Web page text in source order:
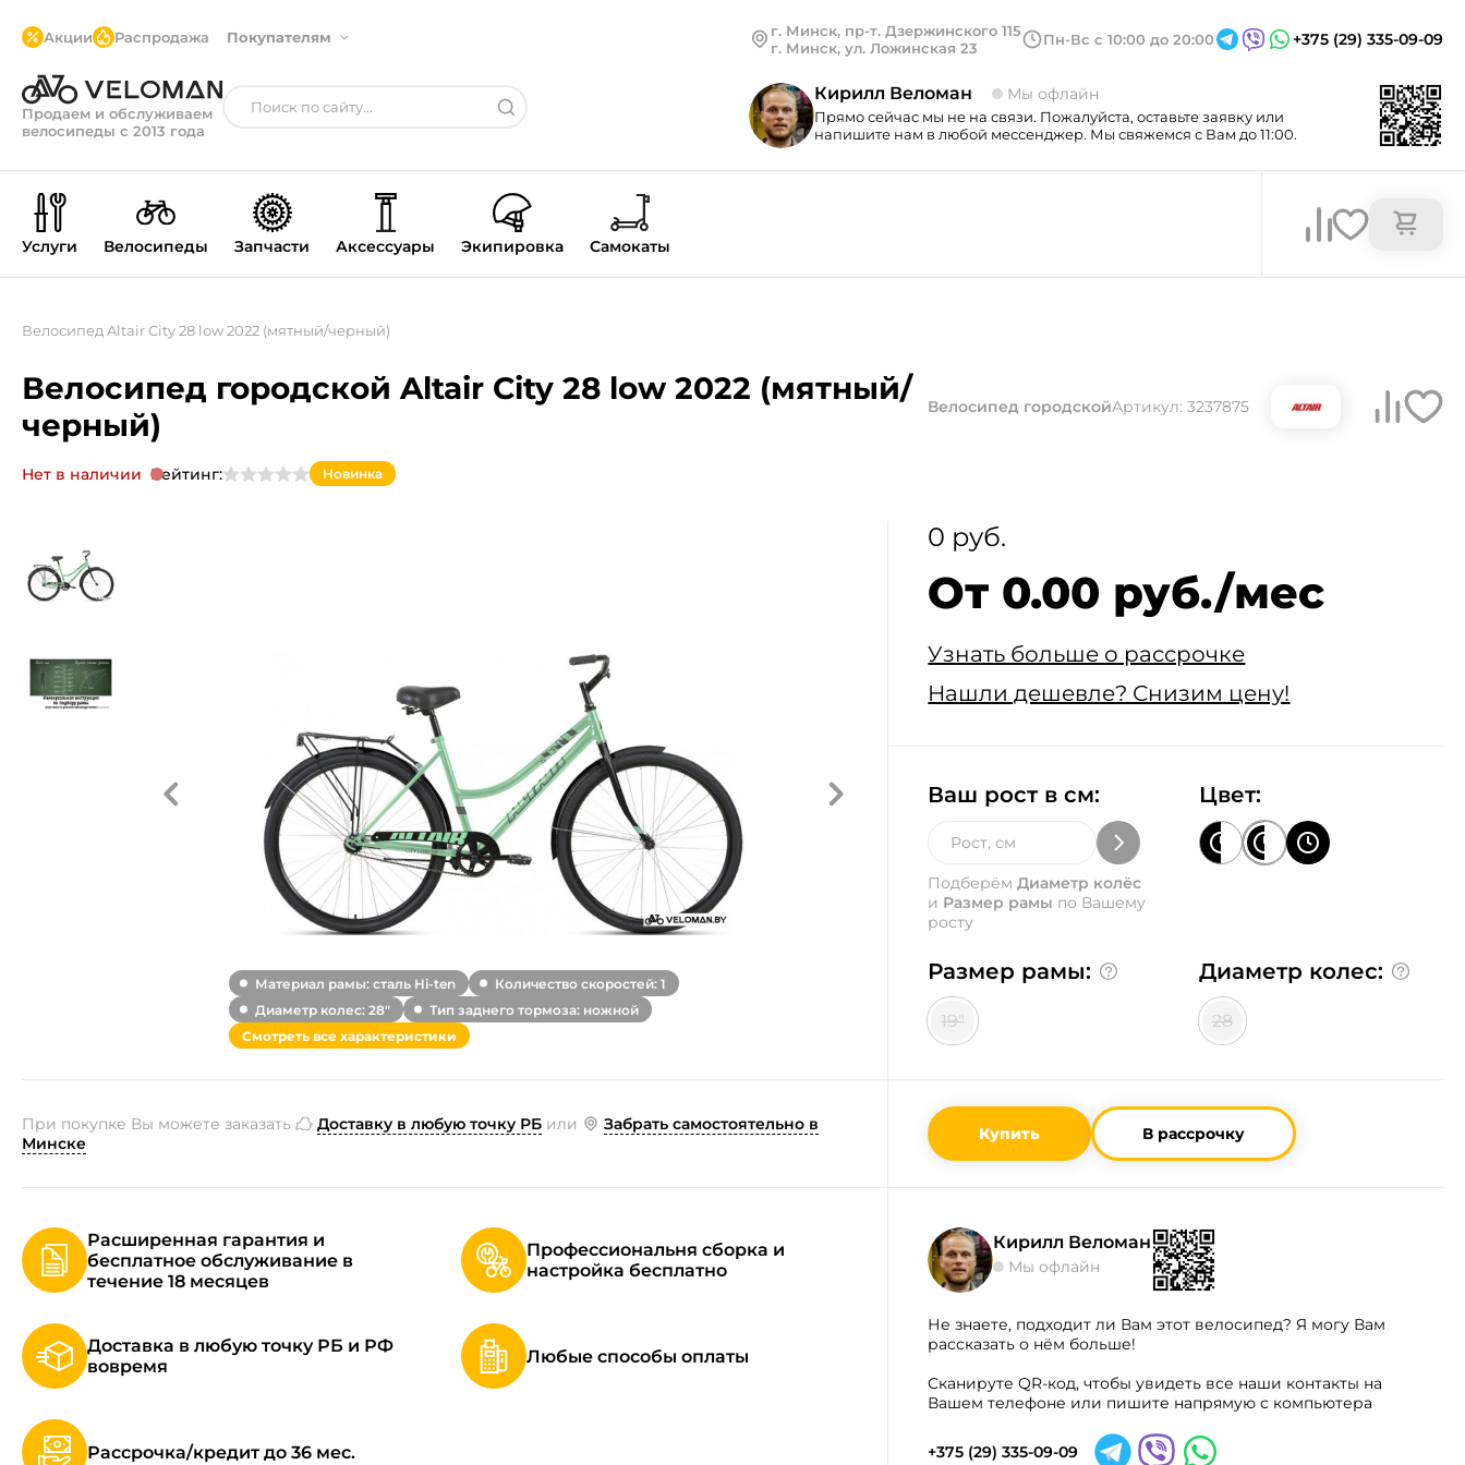
Акции Распродажа Покупателям
Продаем и обслуживаем
велосипеды с 2013 года
г. Минск, пр-т. Дзержинского 115
г. Минск, ул. Ложинская 23
Пн-Вс с 10:00 до 20:00 +375 (29) 335-09-09
Кирилл Веломан Мы офлайн
Прямо сейчас мы не на связи. Пожалуйста, оставьте заявку или
напишите нам в любой мессенджер. Мы свяжемся с Вам до 11:00.
Услуги Велосипеды Запчасти Аксессуары Экипировка Самокаты
Велосипед Altair City 28 low 2022 (мятный/черный)
Велосипед городской Altair City 28 low 2022 (мятный/
черный)
Велосипед городскойАртикул: 3237875
Нет в наличии Рейтинг: Новинка
Материал рамы: сталь Hi-ten
Количество скоростей: 1
Диаметр колес: 28"
Тип заднего тормоза: ножной
Смотреть все характеристики
0 руб.
От 0.00 руб./мес
Узнать больше о рассрочке
Нашли дешевле? Снизим цену!
Ваш рост в см:
ПодберёмДиаметр колёс
и Размер рамы по Вашему
росту
Цвет:
Размер рамы:
19"
Диаметр колес:
28
При покупке Вы можете заказать Доставку в любую точку РБ или
Забрать самостоятельно в
Минске
Купить В рассрочку
Расширенная гарантия и
бесплатное обслуживание в
течение 18 месяцев
Профессиональня сборка и
настройка бесплатно
Доставка в любую точку РБ и РФ
вовремя
Любые способы оплаты
Рассрочка/кредит до 36 мес.
Кирилл Веломан
Мы офлайн
Не знаете, подходит ли Вам этот велосипед? Я могу Вам
рассказать о нём больше!
Сканируте QR-код, чтобы увидеть все наши контакты на
Вашем телефоне или пишите напрямую с компьютера
+375 (29) 335-09-09